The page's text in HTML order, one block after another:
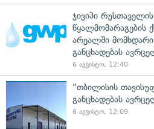
ჯივიპი
წყალმომარაგების
არეალში მომხდარი
განცხადებას
6 აგვისტო, 12:40
"თბილისის
განცხადებას
6 აგვისტო, 12:09